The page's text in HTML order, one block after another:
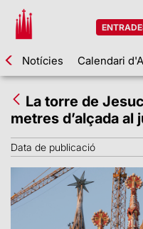
Notícies Calendari
La torre de
metres d’alçada al
Data de publicació